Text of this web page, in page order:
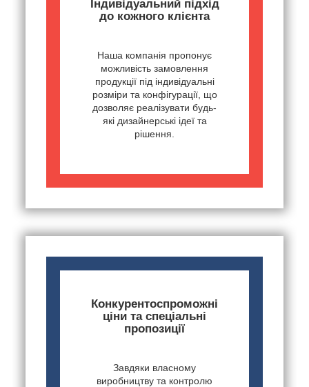
Індивідуальний підхід
до кожного клієнта
Наша компанія пропонує
можливість замовлення
продукції під індивідуальні
розміри та конфігурації, що
дозволяє реалізувати будь-
які дизайнерські ідеї та
рішення.
Конкурентоспроможні
ціни та спеціальні
пропозиції
Завдяки власному
виробництву та контролю